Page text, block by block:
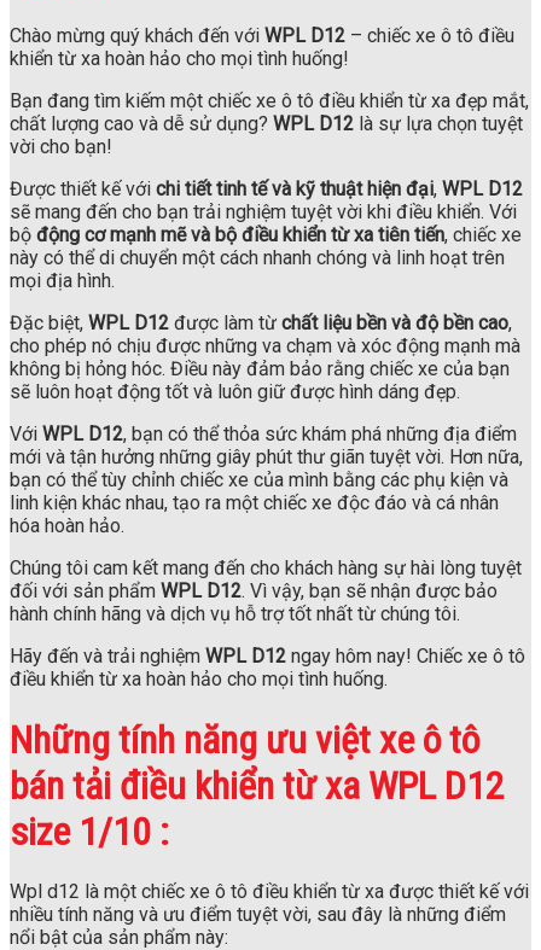
Chào mừng quý khách đến với WPL D12 – chiếc xe ô tô điều
khiển từ xa hoàn hảo cho mọi tình huống!
Bạn đang tìm kiếm một chiếc xe ô tô điều khiển từ xa đẹp mắt,
chất lượng cao và dễ sử dụng? WPL D12 là sự lựa chọn tuyệt
vời cho bạn!
Được thiết kế với chi tiết tinh tế và kỹ thuật hiện đại, WPL D12
sẽ mang đến cho bạn trải nghiệm tuyệt vời khi điều khiển. Với
bộ động cơ mạnh mẽ và bộ điều khiển từ xa tiên tiến, chiếc xe
này có thể di chuyển một cách nhanh chóng và linh hoạt trên
mọi địa hình.
Đặc biệt, WPL D12 được làm từ chất liệu bền và độ bền cao,
cho phép nó chịu được những va chạm và xóc động mạnh mà
không bị hỏng hóc. Điều này đảm bảo rằng chiếc xe của bạn
sẽ luôn hoạt động tốt và luôn giữ được hình dáng đẹp.
Với WPL D12, bạn có thể thỏa sức khám phá những địa điểm
mới và tận hưởng những giây phút thư giãn tuyệt vời. Hơn nữa,
bạn có thể tùy chỉnh chiếc xe của mình bằng các phụ kiện và
linh kiện khác nhau, tạo ra một chiếc xe độc đáo và cá nhân
hóa hoàn hảo.
Chúng tôi cam kết mang đến cho khách hàng sự hài lòng tuyệt
đối với sản phẩm WPL D12. Vì vậy, bạn sẽ nhận được bảo
hành chính hãng và dịch vụ hỗ trợ tốt nhất từ chúng tôi.
Hãy đến và trải nghiệm WPL D12 ngay hôm nay! Chiếc xe ô tô
điều khiển từ xa hoàn hảo cho mọi tình huống.
Những tính năng ưu việt xe ô tô
bán tải điều khiển từ xa WPL D12
size 1/10 :
Wpl d12 là một chiếc xe ô tô điều khiển từ xa được thiết kế với
nhiều tính năng và ưu điểm tuyệt vời, sau đây là những điểm
nổi bật của sản phẩm này: